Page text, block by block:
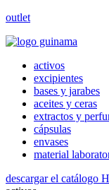
outlet
activos
excipientes
bases y jarabes
aceites y ceras
extractos y
cápsulas
envases
material
descargar el catálogo